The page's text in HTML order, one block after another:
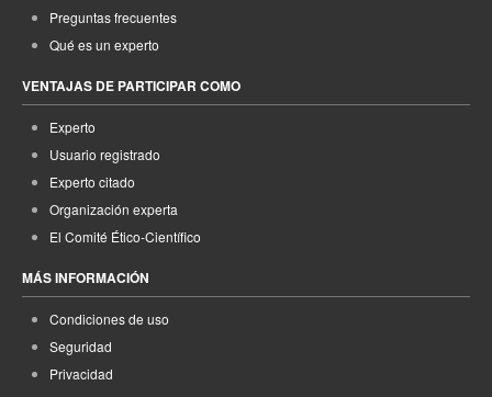
Preguntas frecuentes
Qué es un experto
VENTAJAS DE PARTICIPAR COMO
Experto
Usuario registrado
Experto citado
Organización experta
El Comité Ético-Científico
MÁS INFORMACIÓN
Condiciones de uso
Seguridad
Privacidad